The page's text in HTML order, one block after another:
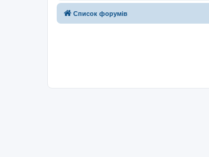
Список форумів